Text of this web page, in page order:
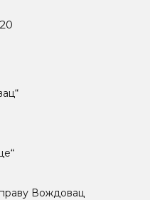
Вождовац